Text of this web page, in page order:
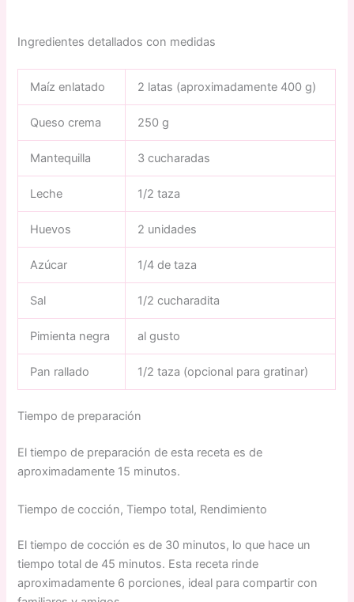
Ingredientes detallados con medidas
Maíz enlatado 2 latas (aproximadamente 400 g)
Queso crema 250 g
Mantequilla 3 cucharadas
Leche 1/2 taza
Huevos 2 unidades
Azúcar 1/4 de taza
Sal 1/2 cucharadita
Pimienta negra al gusto
Pan rallado 1/2 taza (opcional para gratinar)
Tiempo de preparación
El tiempo de preparación de esta receta es de
aproximadamente 15 minutos.
Tiempo de cocción, Tiempo total, Rendimiento
El tiempo de cocción es de 30 minutos, lo que hace un
tiempo total de 45 minutos. Esta receta rinde
aproximadamente 6 porciones, ideal para compartir con